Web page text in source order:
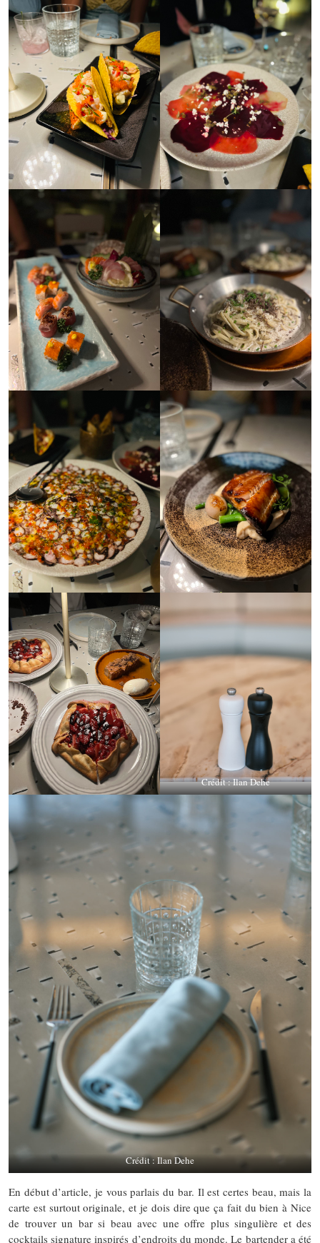
Crédit : Ilan Dehe
Crédit : Ilan Dehe
En début d’article, je vous parlais du bar. Il est certes beau, mais la
carte est surtout originale, et je dois dire que ça fait du bien à Nice
de trouver un bar si beau avec une offre plus singulière et des
cocktails signature inspirés d’endroits du monde. Le bartender a été